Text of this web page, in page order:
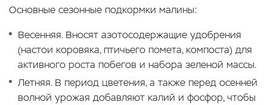
Основные сезонные подкормки малины:
Весенняя. Вносят азотосодержащие удобрения
(настои коровяка, птичьего помета, компоста) для
активного роста побегов и набора зеленой массы.
Летняя. В период цветения, а также перед осенней
волной урожая добавляют калий и фосфор, чтобы